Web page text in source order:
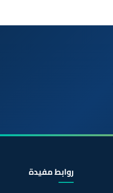
روابط مفيدة